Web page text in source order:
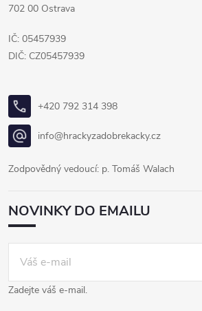
702 00 Ostrava
IČ: 05457939
DIČ: CZ05457939
+420 792 314 398
info@hrackyzadobrekacky.cz
Zodpovědný vedoucí: p. Tomáš Walach
NOVINKY DO EMAILU
Zadejte váš e-mail.